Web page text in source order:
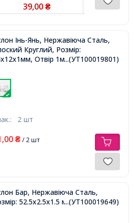
39,00₴
Інь-Янь, Нержавіюча Сталь,
Круглий, Розмір:
Отвір 1мм,...(УТ100019801)
2 шт
₴/ 2 шт
Бар, Нержавіюча Сталь,
52.5х2.5х1.5 мм, Отвір 1.5мм,
...(УТ100019649)